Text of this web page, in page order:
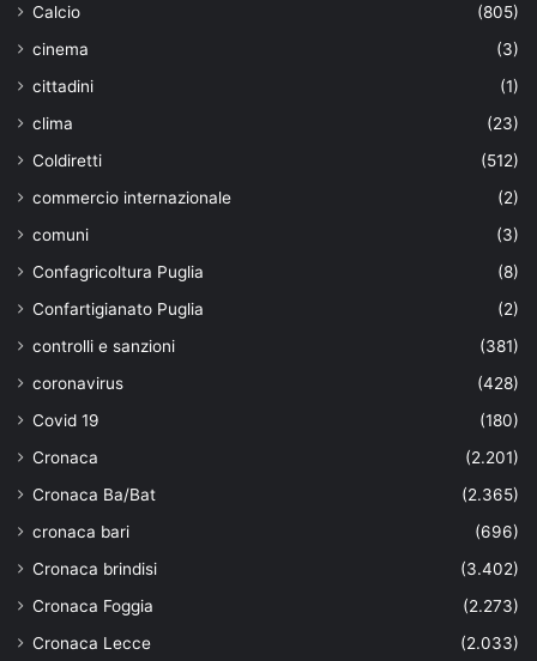
Calcio
(805)
cinema
(3)
cittadini
(1)
clima
(23)
Coldiretti
(512)
commercio internazionale
(2)
comuni
(3)
Confagricoltura Puglia
(8)
Confartigianato Puglia
(2)
controlli e sanzioni
(381)
coronavirus
(428)
Covid 19
(180)
Cronaca
(2.201)
Cronaca Ba/Bat
(2.365)
cronaca bari
(696)
Cronaca brindisi
(3.402)
Cronaca Foggia
(2.273)
Cronaca Lecce
(2.033)